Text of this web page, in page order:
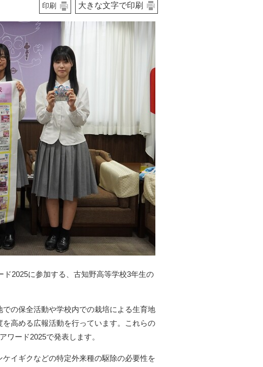
印刷 大きな文字で印刷
2025に参加する、古知野高等学校3年生の
の保全活動や学校内での栽培による生育地
高める広報活動を行っています。これらの
ワード2025で発表します。
イギクなどの特定外来種の駆除の必要性を